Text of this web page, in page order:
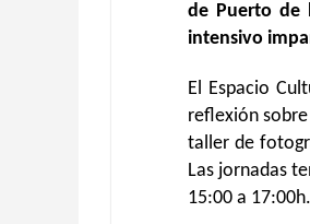
de Puerto de
intensivo
El Espacio
reflexión
taller de
Las jornadas
15:00 a 17:00h.